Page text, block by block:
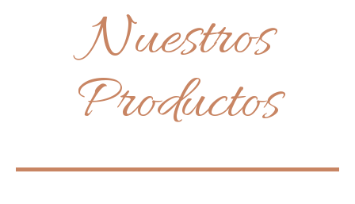
Nuestros
Productos